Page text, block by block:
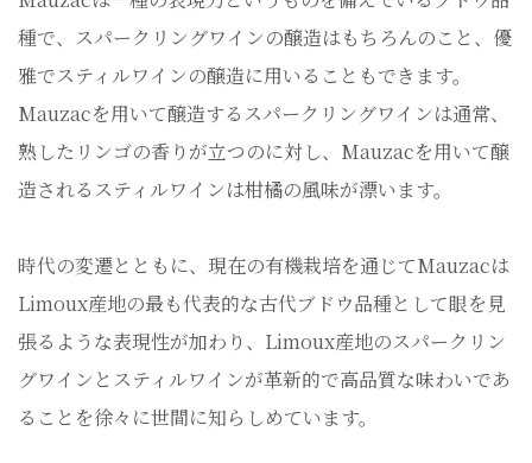
種で、スパークリングワインの醸造はもちろんのこと、優
雅でスティルワインの醸造に用いることもできます。
Mauzacを用いて醸造するスパークリングワインは通常、
熟したリンゴの香りが立つのに対し、Mauzacを用いて醸
造されるスティルワインは柑橘の風味が漂います。
時代の変遷とともに、現在の有機栽培を通じてMauzacは
Limoux産地の最も代表的な古代ブドウ品種として眼を見
張るような表現性が加わり、Limoux産地のスパークリン
グワインとスティルワインが革新的で高品質な味わいであ
ることを徐々に世間に知らしめています。